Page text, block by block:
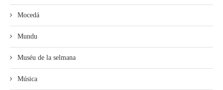
Mocedá
Mundu
Muséu de la selmana
Música